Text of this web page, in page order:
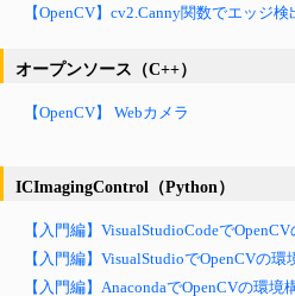
【OpenCV】cv2.Canny関数でエッジ
オープンソース（C++）
【OpenCV】 Webカメラ
ICImagingControl（Python）
【入門編】VisualStudioCodeで
【入門編】VisualStudioでOpenCVの環
【入門編】AnacondaでOpenCVの環境